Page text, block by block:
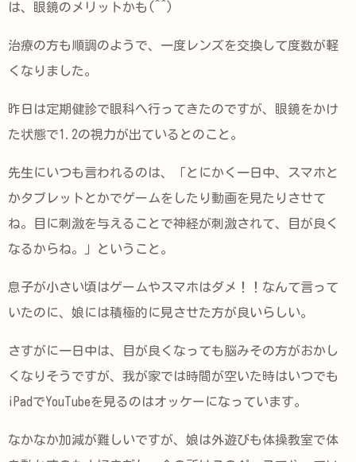
は、眼鏡のメリットかも(^^)
治療の方も順調のようで、一度レンズを交換して度数が軽
くなりました。
昨日は定期健診で眼科へ行ってきたのですが、眼鏡をかけ
た状態で1.2の視力が出ているとのこと。
先生にいつも言われるのは、「とにかく一日中、スマホと
かタブレットとかでゲームをしたり動画を見たりさせて
ね。目に刺激を与えることで神経が刺激されて、目が良く
なるからね。」ということ。
息子が小さい頃はゲームやスマホはダメ！！なんて言って
いたのに、娘には積極的に見させた方が良いらしい。
さすがに一日中は、目が良くなっても脳みその方がおかし
くなりそうですが、我が家では時間が空いた時はいつでも
iPadでYouTubeを見るのはオッケーになっています。
なかなか加減が難しいですが、娘は外遊びも体操教室で体